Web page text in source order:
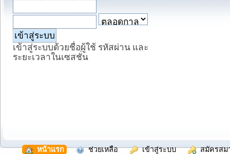
เข้าสู่ระบบด้วยชื่อผู้ใช้ รหัสผ่าน และ
ระยะเวลาในเซสชั่น
หน้าแรก ช่วยเหลือ เข้าสู่ระบบ สมัครสม